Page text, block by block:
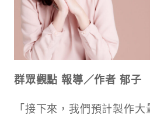
群眾觀點 報導／作者 郁子
「接下來，我們預計製作